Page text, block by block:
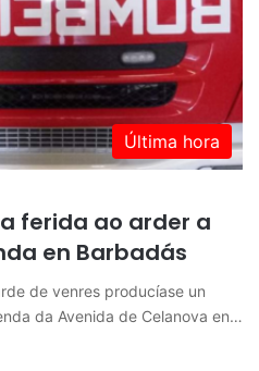
Última hora
ferida ao arder a
en Barbadás
de venres producíase un
da Avenida de Celanova en…